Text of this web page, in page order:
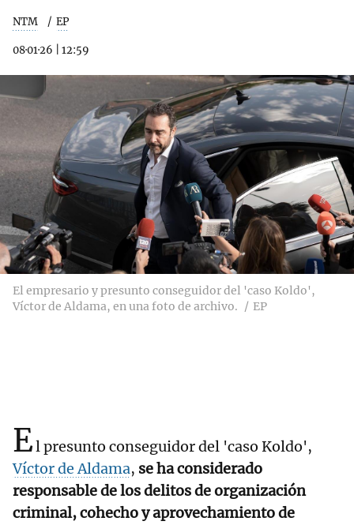
NTM EP
08·01·26 12:59
El empresario y presunto conseguidor del 'caso Koldo',
Víctor de Aldama, en una foto de archivo.
EP
El presunto conseguidor del 'caso Koldo',
Víctor de Aldama, se ha considerado
responsable de los delitos de organización
criminal, cohecho y aprovechamiento de